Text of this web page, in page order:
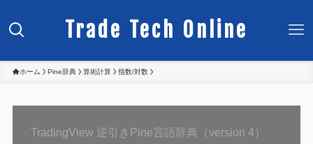
Trade Tech Online
ホーム Pine辞典 算術計算 指数/対数
TradingView 逆引きPine言語辞典（version 4）